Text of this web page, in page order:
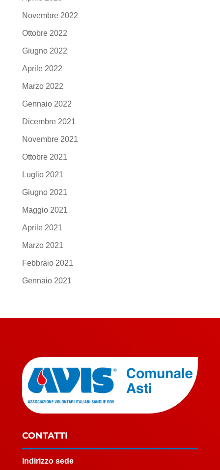
Novembre 2022
Ottobre 2022
Giugno 2022
Aprile 2022
Marzo 2022
Gennaio 2022
Dicembre 2021
Novembre 2021
Ottobre 2021
Luglio 2021
Giugno 2021
Maggio 2021
Aprile 2021
Marzo 2021
Febbraio 2021
Gennaio 2021
CONTATTI
Indirizzo sede